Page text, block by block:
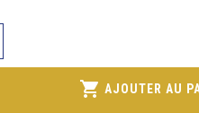
shopping_cart AJOUTER AU